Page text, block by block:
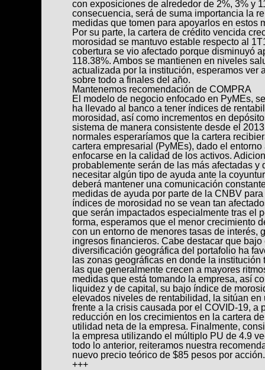
con exposiciones de alrededor de 2%, 3% y
consecuencia, será de suma importancia la
medidas que tomen para apoyarlos en estos
Por su parte, la cartera de crédito vencida
morosidad se mantuvo estable respecto al
cobertura se vio afectado porque disminuyó
118.38%. Ambos se mantienen en niveles
actualizada por la institución, esperamos ver
sobre todo a finales del año.
Mantenemos recomendación de COMPRA
El modelo de negocio enfocado en PyMEs,
ha llevado al banco a tener índices de
morosidad, así como incrementos en
sistema de manera consistente desde el
normales esperaríamos que la cartera
cartera empresarial (PyMEs), dado el
enfocarse en la calidad de los activos.
probablemente serán de las más afectadas y
necesitar algún tipo de ayuda ante la
deberá mantener una comunicación
medidas de ayuda por parte de la CNBV
índices de morosidad no se vean tan
que serán impactados especialmente tras el
forma, esperamos que el menor crecimiento
con un entorno de menores tasas de interés,
ingresos financieros. Cabe destacar que
diversificación geográfica del portafolio ha
las zonas geográficas en donde la
las que generalmente crecen a mayores
medidas que está tomando la empresa, así
liquidez y de capital, su bajo índice de
elevados niveles de rentabilidad, la sitúan
frente a la crisis causada por el COVID-19, a
reducción en los crecimientos en la cartera
utilidad neta de la empresa. Finalmente,
la empresa utilizando el múltiplo PU de 4.9
todo lo anterior, reiteramos nuestra
nuevo precio teórico de $85 pesos por acción.
+++